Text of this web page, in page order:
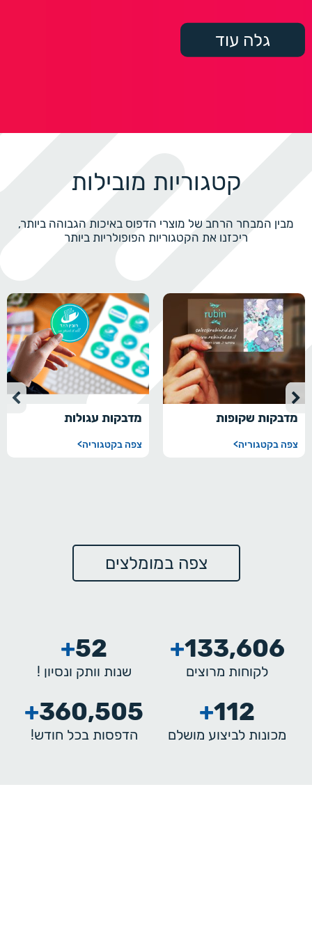
גלה עוד
קטגוריות מובילות
מבין המבחר הרחב של מוצרי הדפוס באיכות הגבוהה ביותר,
ריכזנו את הקטגוריות הפופולריות ביותר
מדבקות עגולות
צפה בקטגוריה>
מדבקות שקופות
צפה בקטגוריה>
צפה במומלצים
150,000
+
לקוחות מרוצים
70
+
שנות וותק ונסיון !
200
+
מכונות לביצוע מושלם
941,331
+
הדפסות בכל חודש!